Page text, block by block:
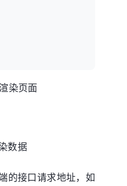
染页面
数据
的接口请求地址，如